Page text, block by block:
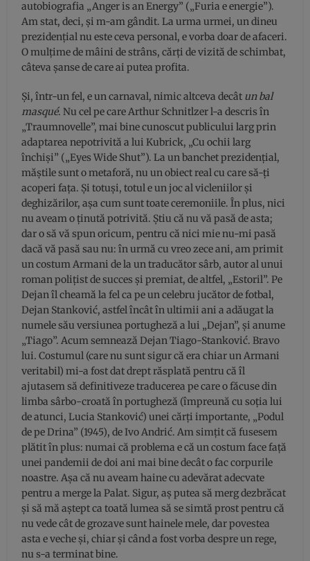
autobiografia „Anger is an Energy” („Furia e energie”).
Am stat, deci, și m-am gândit. La urma urmei, un dineu
prezidențial nu este ceva personal, e vorba doar de afaceri.
O mulțime de mâini de strâns, cărți de vizită de schimbat,
câteva șanse de care ai putea profita.
Și, într-un fel, e un carnaval, nimic altceva decât un bal
masqué. Nu cel pe care Arthur Schnitlzer l-a descris în
„Traumnovelle”, mai bine cunoscut publicului larg prin
adaptarea nepotrivită a lui Kubrick, „Cu ochii larg
închiși” („Eyes Wide Shut”). La un banchet prezidențial,
măștile sunt o metaforă, nu un obiect real cu care să-ți
acoperi fața. Și totuși, totul e un joc al vicleniilor și
deghizărilor, așa cum sunt toate ceremoniile. În plus, nici
nu aveam o ținută potrivită. Știu că nu vă pasă de asta;
dar o să vă spun oricum, pentru că nici mie nu-mi pasă
dacă vă pasă sau nu: în urmă cu vreo zece ani, am primit
un costum Armani de la un traducător sârb, autor al unui
roman polițist de succes și premiat, de altfel, „Estoril”. Pe
Dejan îl cheamă la fel ca pe un celebru jucător de fotbal,
Dejan Stanković, astfel încât în ultimii ani a adăugat la
numele său versiunea portugheză a lui „Dejan”, și anume
„Tiago”. Acum semnează Dejan Tiago-Stanković. Bravo
lui. Costumul (care nu sunt sigur că era chiar un Armani
veritabil) mi-a fost dat drept răsplată pentru că îl
ajutasem să definitiveze traducerea pe care o făcuse din
limba sârbo-croată în portugheză (împreună cu soția lui
de atunci, Lucia Stanković) unei cărți importante, „Podul
de pe Drina” (1945), de Ivo Andrić. Am simțit că fusesem
plătit în plus: numai că problema e că un costum face față
unei pandemii de doi ani mai bine decât o fac corpurile
noastre. Așa că nu aveam haine cu adevărat adecvate
pentru a merge la Palat. Sigur, aș putea să merg dezbrăcat
și să mă aștept ca toată lumea să se simtă prost pentru că
nu vede cât de grozave sunt hainele mele, dar povestea
asta e veche și, chiar și când a fost vorba despre un rege,
nu s-a terminat bine.